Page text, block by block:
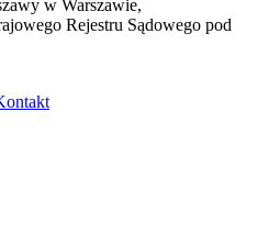
w Warszawie,
Rejestru Sądowego pod